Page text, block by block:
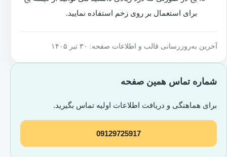
برای استعمال بر روی زخم استفاده نمایید.
آخرین به‌روزرسانی قالب و اطلاعات صفحه: ۳۰ تیر ۱۴۰۵
شماره تماس همین صفحه
برای هماهنگی و دریافت اطلاعات اولیه تماس بگیرید.
09129725917